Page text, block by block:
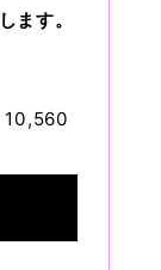
ます。
10,560